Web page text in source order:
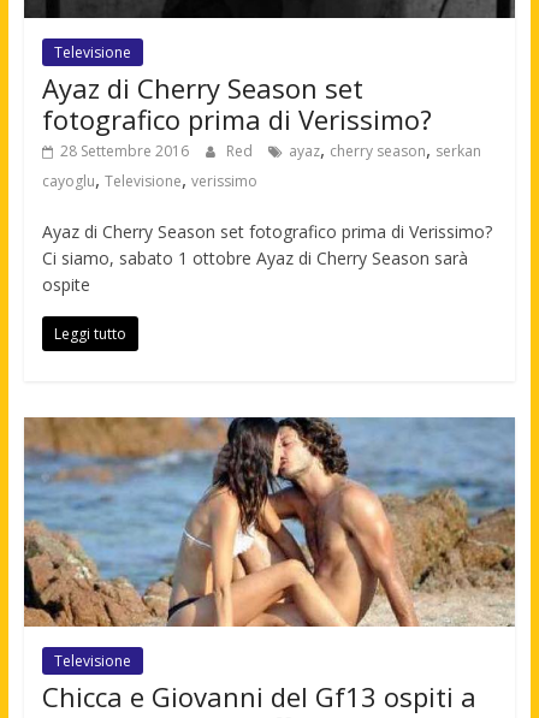
Televisione
Ayaz di Cherry Season set
fotografico prima di Verissimo?
28 Settembre 2016 Red ayaz, cherry season, serkan
cayoglu, Televisione, verissimo
Ayaz di Cherry Season set fotografico prima di Verissimo?
Ci siamo, sabato 1 ottobre Ayaz di Cherry Season sarà
ospite
Leggi tutto
Televisione
Chicca e Giovanni del Gf13 ospiti a